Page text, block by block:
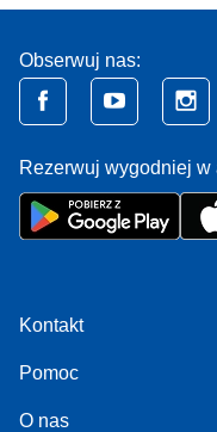
Obserwuj nas:
Rezerwuj wygodniej w
Kontakt
Pomoc
O nas